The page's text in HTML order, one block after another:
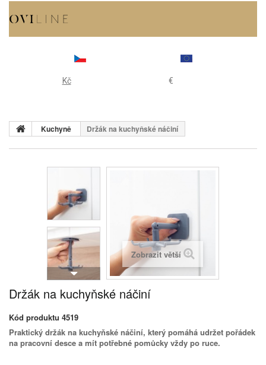
Kč €
Kuchyně Držák na kuchyňské náčiní
Zobrazit větší
Držák na kuchyňské náčiní
Kód produktu 4519
Praktický držák na kuchyňské náčiní, který pomáhá udržet pořádek
na pracovní desce a mít potřebné pomůcky vždy po ruce.